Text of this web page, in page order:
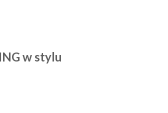
w stylu